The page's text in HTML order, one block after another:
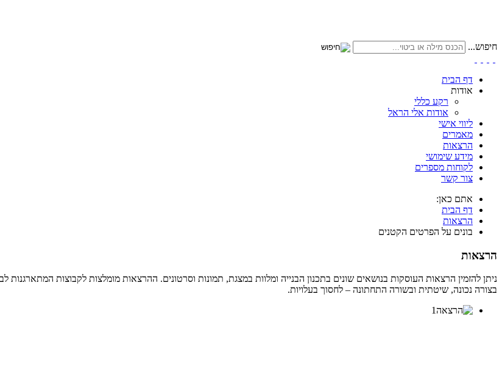
חיפוש...
דף הבית
אודות
רקע כללי
אודות אלי הראל
ליווי אישי
מאמרים
הרצאות
מידע שימושי
לקוחות מספרים
צור קשר
אתם כאן:
דף הבית
הרצאות
בונים על הפרטים הקטנים
הרצאות
ניתן להזמין הרצאות העוסקות בנושאים שונים בתכנון הבנייה ומלוות במצגת, תמונות וסרטונים. ההרצאות מומלצות לקבוצות
בצורה נכונה, שיטתית ובשורה התחתונה – לחסוך בעלויות.